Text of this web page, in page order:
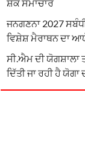
ਸ਼ੋਕ ਸਮਾਚਾਰ
ਜਨਗਣਨਾ 2027
ਵਿਸ਼ੇਸ਼ ਮੈਰਾਥਨ ਦਾ
ਸੀ.ਐਮ ਦੀ ਯੋਗਸ਼ਾਲਾ
ਦਿੱਤੀ ਜਾ ਰਹੀ ਹੈ ਯੋਗਾ